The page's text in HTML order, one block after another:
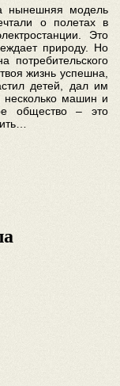
нынешняя модель
о полетах в
Это
природу. Но
потребительского
жизнь успешна,
детей, дал им
несколько машин и
общество – это